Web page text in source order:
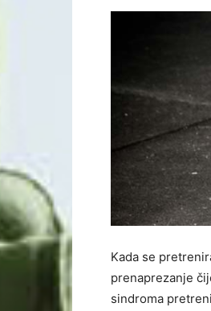
Kada se
prenaprezanje
sindroma